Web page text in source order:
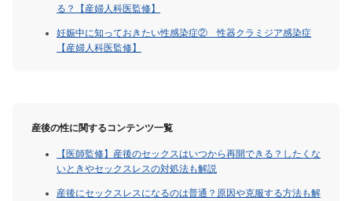
る？【産婦人科医監修】
妊娠中に知っておきたい性感染症② 性器クラミジア感染症
【産婦人科医監修】
産後の性に関するコンテンツ一覧
【医師監修】産後のセックスはいつから再開できる？したくな
いときやセックスレスの対処法も解説
産後にセックスレスになるのは普通？原因や克服する方法も解